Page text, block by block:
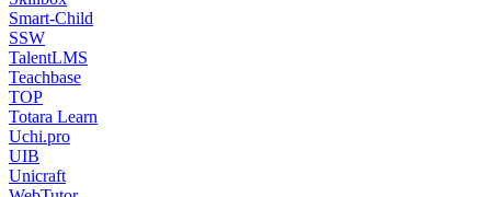
Smart-Child
SSW
TalentLMS
Teachbase
TOP
Totara Learn
Uchi.pro
UIB
Unicraft